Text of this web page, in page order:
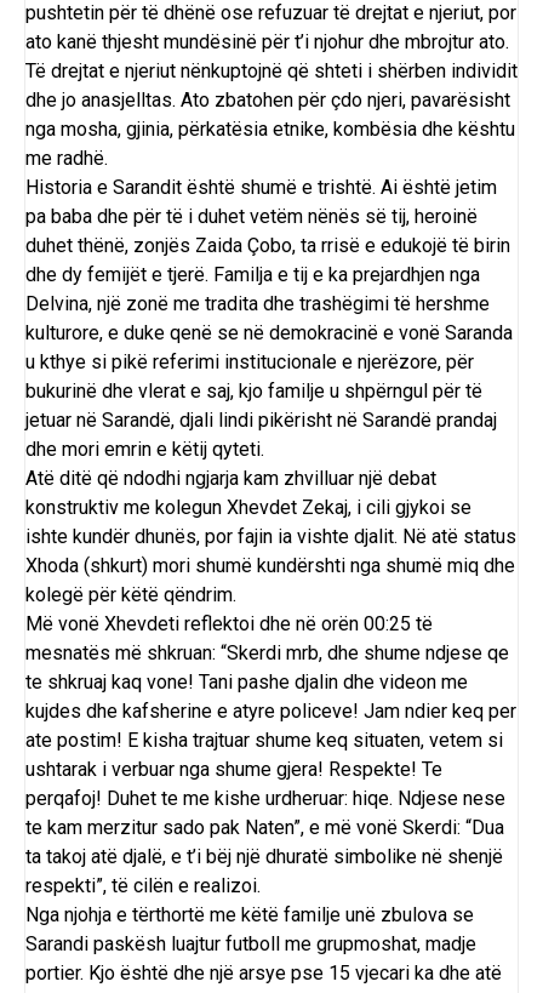
pushtetin për të dhënë ose refuzuar të drejtat e njeriut, por
ato kanë thjesht mundësinë për t’i njohur dhe mbrojtur ato.
Të drejtat e njeriut nënkuptojnë që shteti i shërben individit
dhe jo anasjelltas. Ato zbatohen për çdo njeri, pavarësisht
nga mosha, gjinia, përkatësia etnike, kombësia dhe kështu
me radhë.
Historia e Sarandit është shumë e trishtë. Ai është jetim
pa baba dhe për të i duhet vetëm nënës së tij, heroinë
duhet thënë, zonjës Zaida Çobo, ta rrisë e edukojë të birin
dhe dy femijët e tjerë. Familja e tij e ka prejardhjen nga
Delvina, një zonë me tradita dhe trashëgimi të hershme
kulturore, e duke qenë se në demokracinë e vonë Saranda
u kthye si pikë referimi institucionale e njerëzore, për
bukurinë dhe vlerat e saj, kjo familje u shpërngul për të
jetuar në Sarandë, djali lindi pikërisht në Sarandë prandaj
dhe mori emrin e këtij qyteti.
Atë ditë që ndodhi ngjarja kam zhvilluar një debat
konstruktiv me kolegun Xhevdet Zekaj, i cili gjykoi se
ishte kundër dhunës, por fajin ia vishte djalit. Në atë status
Xhoda (shkurt) mori shumë kundërshti nga shumë miq dhe
kolegë për këtë qëndrim.
Më vonë Xhevdeti reflektoi dhe në orën 00:25 të
mesnatës më shkruan: “Skerdi mrb, dhe shume ndjese qe
te shkruaj kaq vone! Tani pashe djalin dhe videon me
kujdes dhe kafsherine e atyre policeve! Jam ndier keq per
ate postim! E kisha trajtuar shume keq situaten, vetem si
ushtarak i verbuar nga shume gjera! Respekte! Te
perqafoj! Duhet te me kishe urdheruar: hiqe. Ndjese nese
te kam merzitur sado pak Naten”, e më vonë Skerdi: “Dua
ta takoj atë djalë, e t’i bëj një dhuratë simbolike në shenjë
respekti”, të cilën e realizoi.
Nga njohja e tërthortë me këtë familje unë zbulova se
Sarandi paskësh luajtur futboll me grupmoshat, madje
portier. Kjo është dhe një arsye pse 15 vjecari ka dhe atë